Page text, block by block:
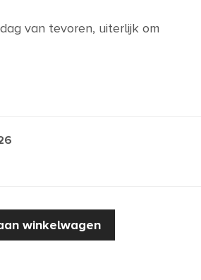
van tevoren, uiterlijk om
winkelwagen